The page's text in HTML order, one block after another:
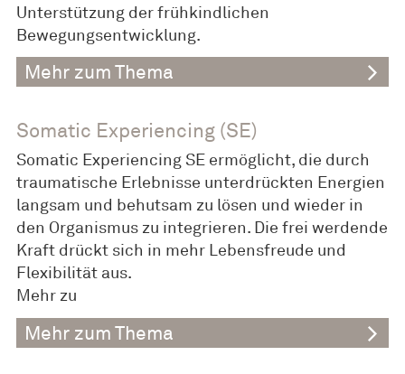
Unterstützung der frühkindlichen
Bewegungsentwicklung.
Mehr zum Thema
Somatic Experiencing (SE)
Somatic Experiencing SE ermöglicht, die durch
traumatische Erlebnisse unterdrückten Energien
langsam und behutsam zu lösen und wieder in
den Organismus zu integrieren. Die frei werdende
Kraft drückt sich in mehr Lebensfreude und
Flexibilität aus.
Mehr zu
Mehr zum Thema